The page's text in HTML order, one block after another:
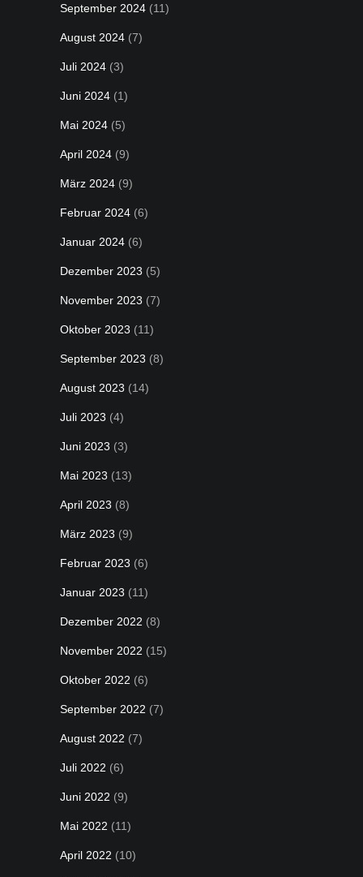
September 2024 (11)
August 2024 (7)
Juli 2024 (3)
Juni 2024 (1)
Mai 2024 (5)
April 2024 (9)
März 2024 (9)
Februar 2024 (6)
Januar 2024 (6)
Dezember 2023 (5)
November 2023 (7)
Oktober 2023 (11)
September 2023 (8)
August 2023 (14)
Juli 2023 (4)
Juni 2023 (3)
Mai 2023 (13)
April 2023 (8)
März 2023 (9)
Februar 2023 (6)
Januar 2023 (11)
Dezember 2022 (8)
November 2022 (15)
Oktober 2022 (6)
September 2022 (7)
August 2022 (7)
Juli 2022 (6)
Juni 2022 (9)
Mai 2022 (11)
April 2022 (10)